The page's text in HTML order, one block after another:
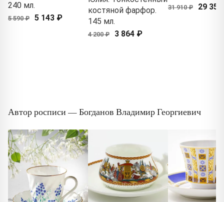
240 мл.
5 590 ₽ 5 143 ₽
костяной фарфор.
145 мл.
4 200 ₽ 3 864 ₽
31 910 ₽ 29
Автор росписи — Богданов Владимир Георгиевич